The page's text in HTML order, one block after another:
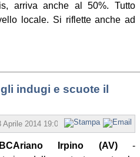
arriva anche al 50%. Tutto
locale. Si riflette anche ad
indugi e scuote il
2014 19:00 Scritto da Angelo
Ariano Irpino (AV)-